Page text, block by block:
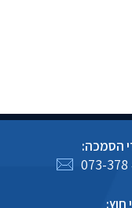
הסמכה:
073-378
חוץ: